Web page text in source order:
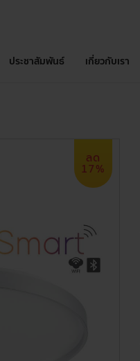
ประชาสัมพันธ์ เกี่ยวกับเรา
ลด
17%